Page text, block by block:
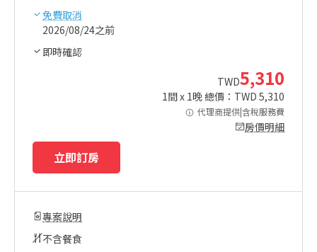
免費取消
2026/08/24之前
即時確認
TWD5,310
1間 x 1晚 總價：TWD 5,310
代理商提供|含稅服務費
房價明細
立即訂房
專案說明
不含餐食